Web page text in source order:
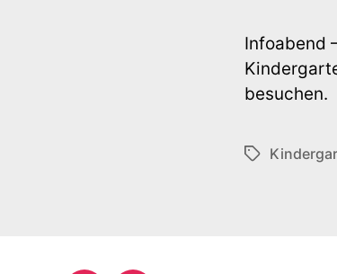
Infoabend
besuchen.
Schlagwörter